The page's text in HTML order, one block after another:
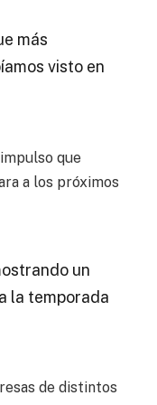
más
visto en
que
a los próximos
un
la temporada
de distintos